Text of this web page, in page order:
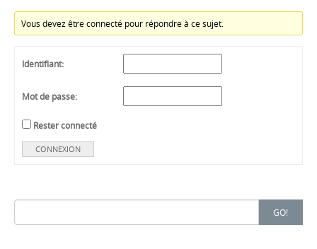
Vous devez être connecté pour répondre à ce sujet.
Identifiant:
Mot de passe:
Rester connecté
CONNEXION
for:
GO!